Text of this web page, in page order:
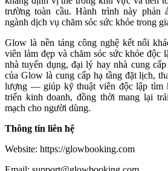
trường toàn cầu. Hành trình này phản
ngành dịch vụ chăm sóc sức khỏe trong
Glow là nền tảng công nghệ kết nối
viên làm đẹp và chăm sóc sức khỏe độc
nhà tuyển dụng, đại lý hay nhà cung
của Glow là cung cấp hạ tầng đặt lịch,
lượng — giúp kỹ thuật viên độc lập tìm
triển kinh doanh, đồng thời mang lại
mạch cho người dùng.
Thông tin liên hệ
Website: https://glowbooking.com